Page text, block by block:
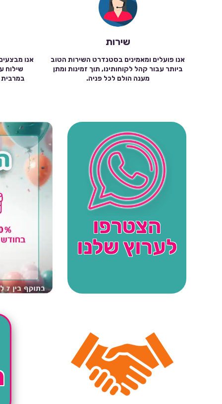
שירות
אנו פועלים ומאמינים בסטנדרט השירות הטוב
ביותר עבור קהל לקוחותינו, תוך זמינות ומתן
מענה הולם לכל פניה.
אנו
הצטרפו
לערוץ שלנו